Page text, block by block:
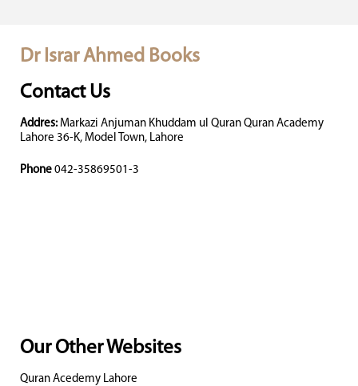
Dr Israr Ahmed Books
Contact Us
Addres: Markazi Anjuman Khuddam ul Quran Quran Academy
Lahore 36-K, Model Town, Lahore
Phone 042-35869501-3
Our Other Websites
Quran Acedemy Lahore